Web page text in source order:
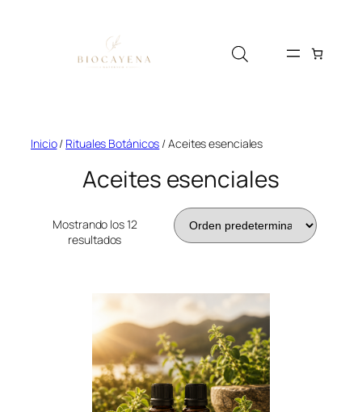
Inicio/ Rituales Botánicos / Aceites esenciales
Aceites esenciales
Mostrando los 12
resultados